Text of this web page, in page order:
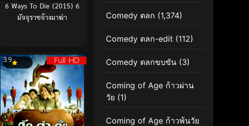
6 Ways To Die (2015) 6
มัจจุราชจ้างมาฆ่า
Full HD
3.9
Comedy ตลก (1,374)
Comedy ตลก-edit (112)
Comedy ตลกขบขัน (3)
Coming of Age ก้าวผ่าน
วัย (1)
Coming of Age ก้าวพ้นวัย